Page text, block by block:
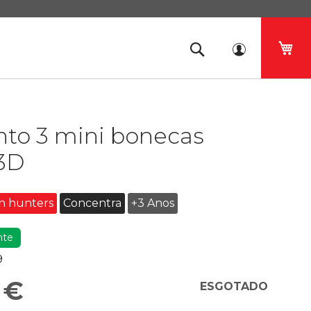
3 mini bonecas
hunters Concentra +3 Anos
€ ESGOTADO